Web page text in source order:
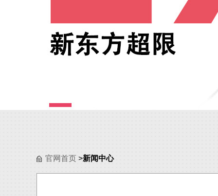
官网首页 >新闻中心